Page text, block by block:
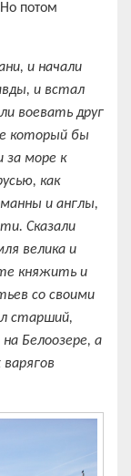
потом
и начали
и встал
воевать друг
который бы
за море к
как
и англы,
Сказали
велика и
княжить и
со своими
старший,
Белоозере, а